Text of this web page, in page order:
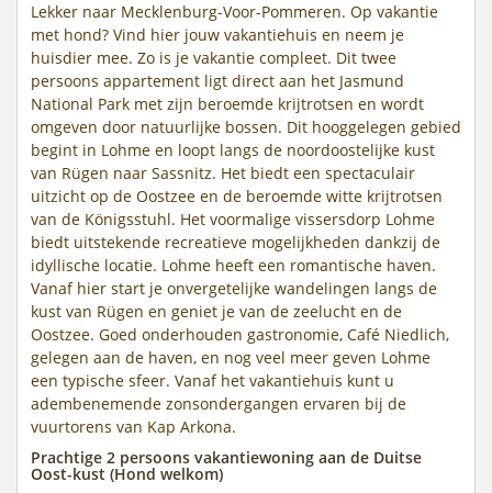
Lekker naar Mecklenburg-Voor-Pommeren. Op vakantie
met hond? Vind hier jouw vakantiehuis en neem je
huisdier mee. Zo is je vakantie compleet. Dit twee
persoons appartement ligt direct aan het Jasmund
National Park met zijn beroemde krijtrotsen en wordt
omgeven door natuurlijke bossen. Dit hooggelegen gebied
begint in Lohme en loopt langs de noordoostelijke kust
van Rügen naar Sassnitz. Het biedt een spectaculair
uitzicht op de Oostzee en de beroemde witte krijtrotsen
van de Königsstuhl. Het voormalige vissersdorp Lohme
biedt uitstekende recreatieve mogelijkheden dankzij de
idyllische locatie. Lohme heeft een romantische haven.
Vanaf hier start je onvergetelijke wandelingen langs de
kust van Rügen en geniet je van de zeelucht en de
Oostzee. Goed onderhouden gastronomie, Café Niedlich,
gelegen aan de haven, en nog veel meer geven Lohme
een typische sfeer. Vanaf het vakantiehuis kunt u
adembenemende zonsondergangen ervaren bij de
vuurtorens van Kap Arkona.
Prachtige 2 persoons vakantiewoning aan de Duitse
Oost-kust (Hond welkom)